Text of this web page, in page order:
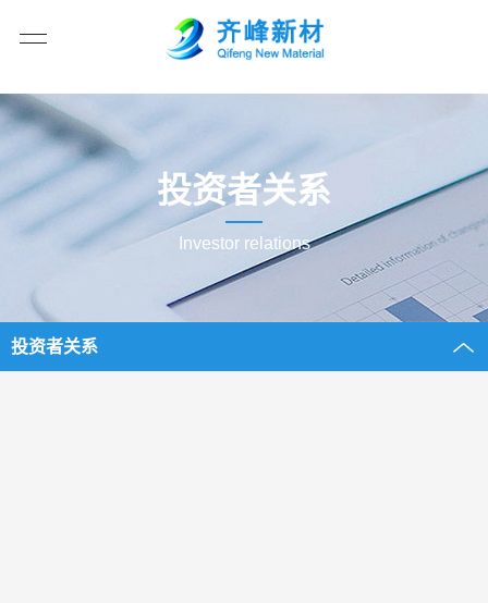
投资者关系
Investor relations
投资者关系